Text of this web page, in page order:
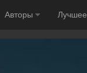
Авторы Лучшее